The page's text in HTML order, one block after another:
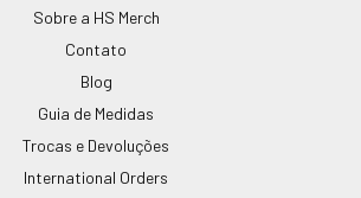
Sobre a HS Merch
Contato
Blog
Guia de Medidas
Trocas e Devoluções
International Orders